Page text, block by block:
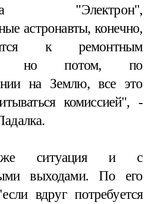
"Электрон",
астронавты, конечно,
к ремонтным
но потом, по
на Землю, все это
комиссией", -
ситуация и с
выходами. По его
вдруг потребуется